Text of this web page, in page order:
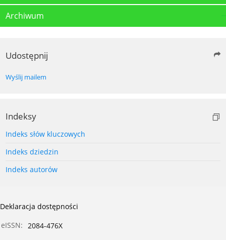
Archiwum
Udostępnij
Wyślij mailem
Indeksy
Indeks słów kluczowych
Indeks dziedzin
Indeks autorów
Deklaracja dostępności
eISSN:
2084-476X